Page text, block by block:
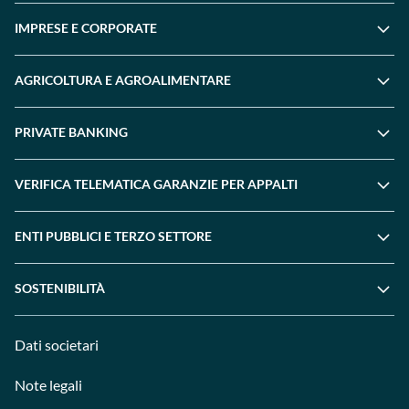
IMPRESE E CORPORATE
AGRICOLTURA E AGROALIMENTARE
PRIVATE BANKING
VERIFICA TELEMATICA GARANZIE PER APPALTI
ENTI PUBBLICI E TERZO SETTORE
SOSTENIBILITÀ
Dati societari
Note legali